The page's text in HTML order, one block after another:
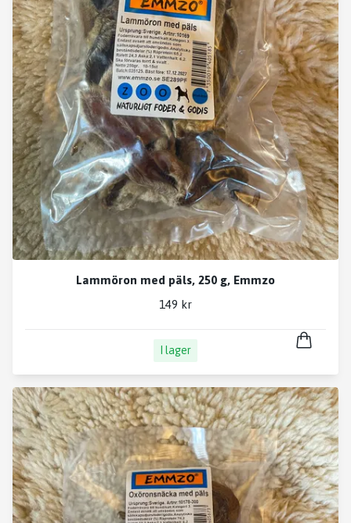
Lammöron med päls, 250 g, Emmzo
149 kr
I lager